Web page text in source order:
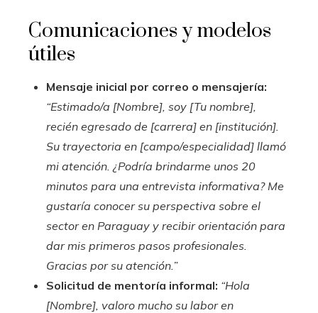
Comunicaciones y modelos
útiles
Mensaje inicial por correo o mensajería:
“Estimado/a [Nombre], soy [Tu nombre],
recién egresado de [carrera] en [institución].
Su trayectoria en [campo/especialidad] llamó
mi atención. ¿Podría brindarme unos 20
minutos para una entrevista informativa? Me
gustaría conocer su perspectiva sobre el
sector en Paraguay y recibir orientación para
dar mis primeros pasos profesionales.
Gracias por su atención.”
Solicitud de mentoría informal: “Hola
[Nombre], valoro mucho su labor en